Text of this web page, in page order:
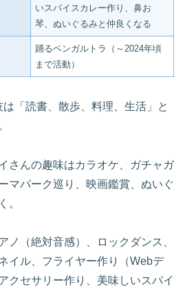
いスパイスカレー作り、鼻お
琴、ぬいぐるみと仲良くなる
踊るベンガルトラ（～2024年頃
まで活動）
「読書、散歩、料理、生活」と
さんの趣味はカラオケ、ガチャガ
マパーク巡り、映画鑑賞、ぬいぐ
。
ノ（絶対音感）、ロックダンス、
イル、フライヤー作り（Webデ
クセサリー作り、美味しいスパイ